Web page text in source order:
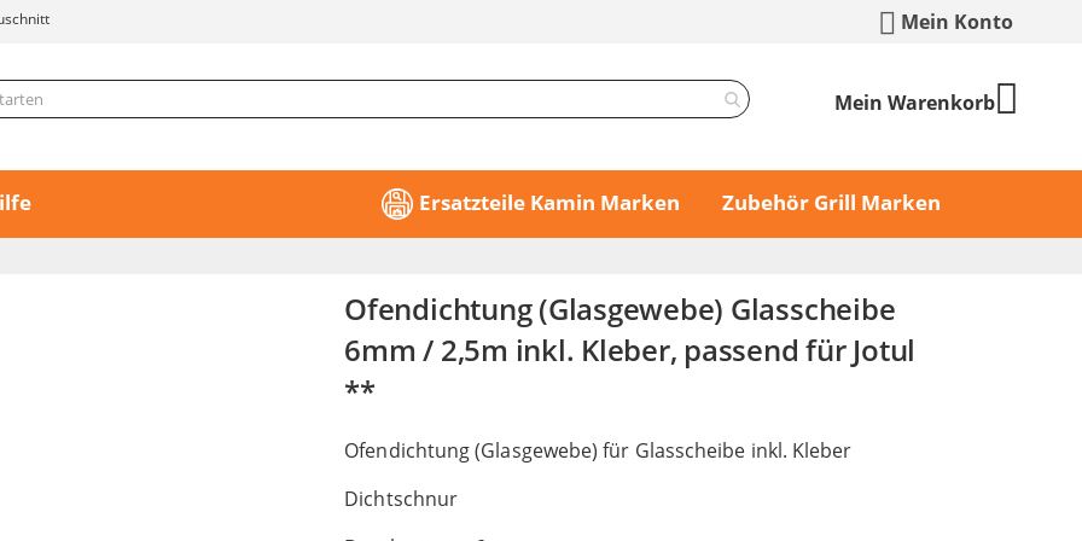
Mein Konto
Mein Warenkorb
Ersatzteile Kamin Marken Zubehör Grill Marken
Ofendichtung (Glasgewebe) Glasscheibe
6mm / 2,5m inkl. Kleber, passend für Jotul
**
Ofendichtung (Glasgewebe) für Glasscheibe inkl. Kleber
Dichtschnur